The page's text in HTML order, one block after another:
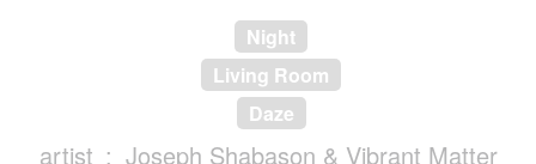
Night
Living Room
Daze
artist
Joseph Shabason & Vibrant Matter